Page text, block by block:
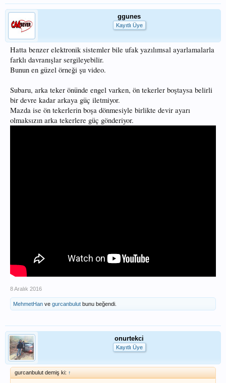
ggunes
Kayıtlı Üye
Hatta benzer elektronik sistemler bile ufak yazılımsal ayarlamalarla
farklı davranışlar sergileyebilir.
Bunun en güzel örneği şu video.
Subaru, arka teker önünde engel varken, ön tekerler boştaysa belirli
bir devre kadar arkaya güç iletmiyor.
Mazda ise ön tekerlerin boşa dönmesiyle birlikte devir ayarı
olmaksızın arka tekerlere güç gönderiyor.
8 Aralık 2016
MehmetHan ve gurcanbulut bunu beğendi.
onurtekci
Kayıtlı Üye
gurcanbulut demiş ki: ↑